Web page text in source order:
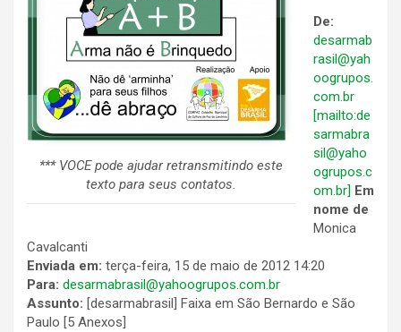
*** VOCE pode ajudar retransmitindo este
texto para seus contatos.
De:
desarmab
rasil@yah
oogrupos.
com.br
[mailto:de
sarmabra
sil@yaho
ogrupos.c
om.br] Em
nome de
Monica
Cavalcanti
Enviada em: terça-feira, 15 de maio de 2012 14:20
Para: desarmabrasil@yahoogrupos.com.br
Assunto: [desarmabrasil] Faixa em São Bernardo e São
Paulo [5 Anexos]